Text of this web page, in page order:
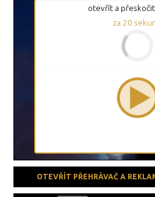
otevřít a
za 20
OTEVŘÍT PŘEHRÁVAČ A